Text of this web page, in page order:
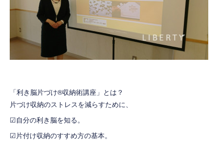
「利き脳片づけ®収納術講座」とは？
片づけ収納のストレスを減らすために、
☑自分の利き脳を知る。
☑片付け収納のすすめ方の基本。